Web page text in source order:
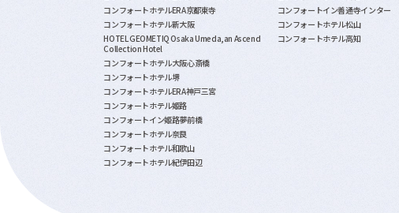
コンフォートホテルERA京都東寺
コンフォートホテル新大阪
HOTEL GEOMETIQ Osaka Umeda,an Ascend
Collection Hotel
コンフォートホテル大阪心斎橋
コンフォートホテル堺
コンフォートホテルERA神戸三宮
コンフォートホテル姫路
コンフォートイン姫路夢前橋
コンフォートホテル奈良
コンフォートホテル和歌山
コンフォートホテル紀伊田辺
コンフォートイン善通寺インター
コンフォートホテル松山
コンフォートホテル高知